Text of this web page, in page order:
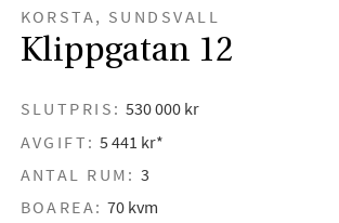
KORSTA, SUNDSVALL
Klippgatan 12
SLUTPRIS: 530 000 kr
AVGIFT: 5 441 kr*
ANTAL RUM: 3
BOAREA: 70 kvm